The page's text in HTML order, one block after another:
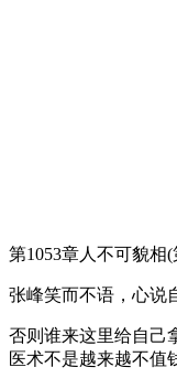
第1053章人不可貌相(
张峰笑而不语，心说
否则谁来这里给自己
医术不是越来越不值